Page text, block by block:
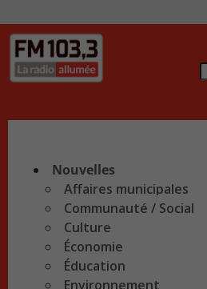
Nouvelles
Affaires municipales
Communauté / Social
Culture
Économie
Éducation
Environnement